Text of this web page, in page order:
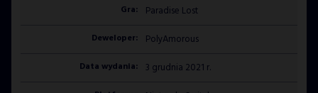
Paradise Lost
PolyAmorous
3 grudnia 2021 r.